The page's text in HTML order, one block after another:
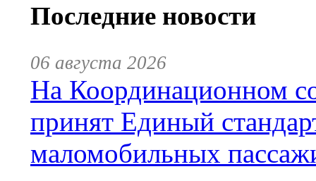
Последние новости
06 августа 2026
На Координационном
принят Единый
маломобильных